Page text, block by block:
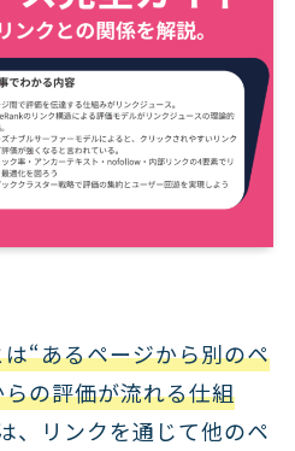
は“あるページから別のペ
の評価が流れる仕組
、リンクを通じて他のペ